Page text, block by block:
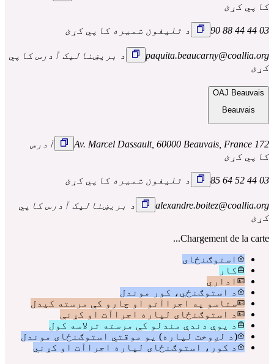
کاپي کړئ
03 44 44 88 90 د تلیفون شمیره کاپي کړئ
paquita.beaucarny@coallia.org
د بریښنالیک آدرس کاپي
کړئ
OAJ Beauvais
Beauvais
172 Av. Marcel Dassault, 60000 Beauvais, France
آدرس
کاپي کړئ
03 44 52 64 85 د تلیفون شمیره کاپي کړئ
alexandre.boitez@coallia.org
د بریښنالیک آدرس کاپي
کړئ
Chargement de la carte...
استوګنځای
کار
اداري
د استوګنځي، کور موندل
ستاسو په اجراآتو او چارو کې مرسته کیدل
د استوګنځای لپاره اجراآت او کړنې
د یوې دندې مندلو کې مرسته ترلاسه کول
(د لږوخت لپاره) یو موقتي استوګنځای موندل
د کور، استوګنځای لپاره اجراآت او کړني